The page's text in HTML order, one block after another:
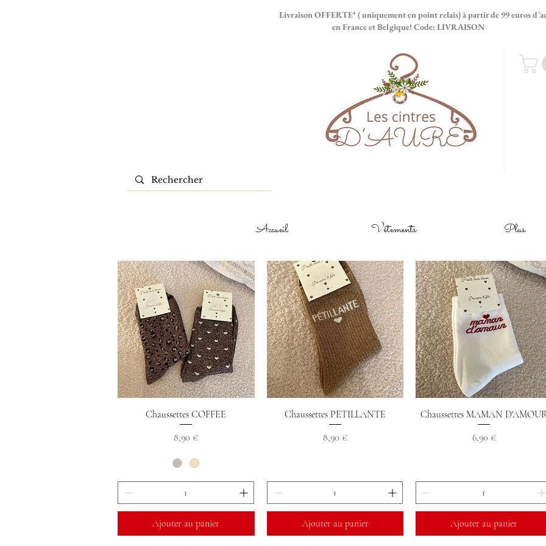
Livraison OFFERTE* ( uniquement en point relais) à partir de 99 euros
en France et Belgique! Code: LIVRAISON
Accueil Vêtements Plus
Aperçu rapide
Chaussettes COFFEE
Prix
8,90 €
Ajouter au panier
Aperçu rapide
Chaussettes PETILLANTE
Prix
8,90 €
Ajouter au panier
Aperçu rapide
Chaussettes MAMAN
Prix
6,90 €
Ajouter au panier